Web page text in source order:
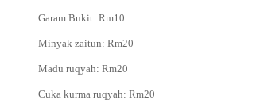
Garam Bukit: Rm10
Minyak zaitun: Rm20
Madu ruqyah: Rm20
Cuka kurma ruqyah: Rm20